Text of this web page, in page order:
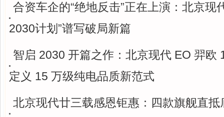
合资车企的“绝地反击”正在上演：北京现
2030计划”谱写破局新篇
智启 2030 开篇之作：北京现代 EO 羿欧
定义 15 万级纯电品质新范式
北京现代廿三载感恩钜惠：四款旗舰直抵